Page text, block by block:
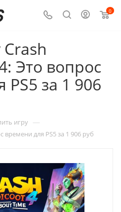
0
Это вопрос
за 1 906
игру —
для PS5 за 1 906 руб